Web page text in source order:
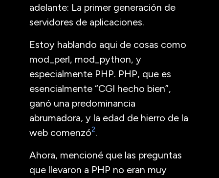
adelante: La primer generación de
servidores de aplicaciones.
Estoy hablando aqui de cosas como
mod_perl, mod_python, y
especialmente PHP. PHP, que es
esencialmente “CGI hecho bien”,
ganó una predominancia
abrumadora, y la edad de hierro de la
web comenzó2.
Ahora, mencioné que las preguntas
que llevaron a PHP no eran muy